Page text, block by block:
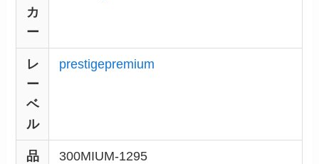
カ
ー
レ
ー
ベ
ル
prestigepremium
品
300MIUM-1295